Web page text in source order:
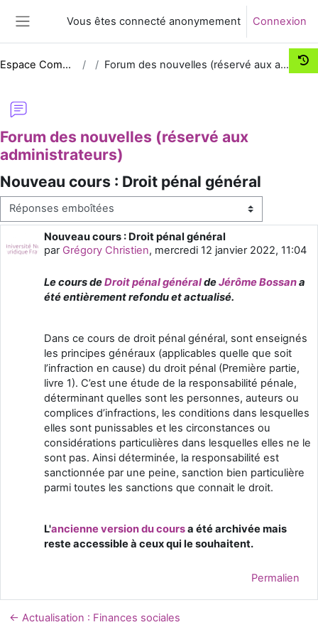
Vous êtes connecté anonymement Connexion
Espace Comm UNJF Forum des nouvelles (réservé aux administrateurs)
Forum des nouvelles (réservé aux
administrateurs)
Nouveau cours : Droit pénal général
Type d’affichage
Nouveau cours : Droit pénal général
par Grégory Christien, mercredi 12 janvier 2022, 11:04
Nombre de réponses : 0
Le cours deDroit pénal généraldeJérôme Bossana
été entièrement refondu et actualisé.
Dans ce cours de droit pénal général, sont enseignés
les principes généraux (applicables quelle que soit
l’infraction en cause) du droit pénal (Première partie,
livre 1). C’est une étude de la responsabilité pénale,
déterminant quelles sont les personnes, auteurs ou
complices d’infractions, les conditions dans lesquelles
elles sont punissables et les circonstances ou
considérations particulières dans lesquelles elles ne le
sont pas. Ainsi déterminée, la responsabilité est
sanctionnée par une peine, sanction bien particulière
parmi toutes les sanctions que connait le droit.
L'ancienne version du coursa été archivée mais
reste accessible à ceux qui le souhaitent.
Permalien
← Actualisation : Finances sociales